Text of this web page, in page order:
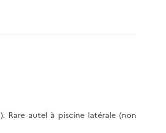
Rare autel à piscine latérale (non